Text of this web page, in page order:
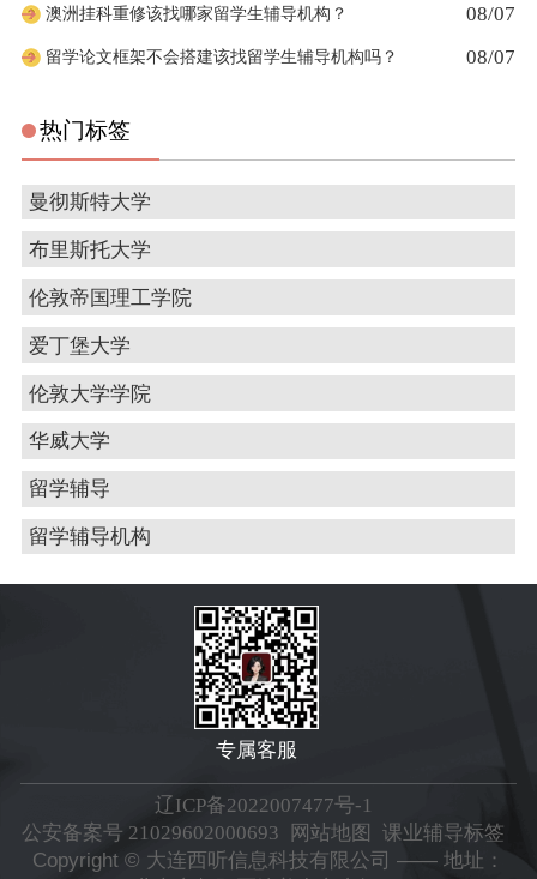
澳洲挂科重修该找哪家留学生辅导机构？ 08/07
留学论文框架不会搭建该找留学生辅导机构吗？ 08/07
热门标签
曼彻斯特大学
布里斯托大学
伦敦帝国理工学院
爱丁堡大学
伦敦大学学院
华威大学
留学辅导
留学辅导机构
专属客服
辽ICP备2022007477号-1
公安备案号 21029602000693
网站地图
课业辅导标签
Copyright © 大连西听信息科技有限公司 —— 地址：